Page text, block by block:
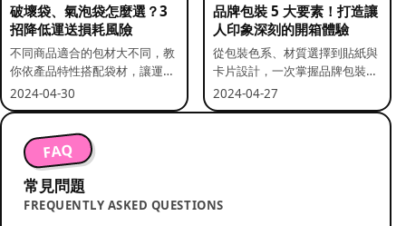
破壞袋、氣泡袋怎麼選？3
招降低運送損耗風險
不同商品適合的包材大不同，教
你依產品特性搭配袋材，讓運送
更安全。
2024-04-30
品牌包裝 5 大要素！打造讓
人印象深刻的開箱體驗
從包裝色系、材質選擇到貼紙與
卡片設計，一次掌握品牌包裝的
關鍵要素。
2024-04-27
FAQ
常見問題
FREQUENTLY ASKED QUESTIONS